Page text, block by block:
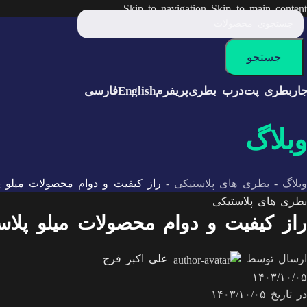
Skip to navigationSkip to main content
جستجو
بطری پتدرب بطریپریفرمEnglishفارسی
وبلاگ
وبلاگ - بطری های پلاستیکی - راز کیفیت و دوام محصولات
بطری های پلاستیکی
راز کیفیت و دوام محصولات میلو
ارسال توسط
علی اکبر فرج
۱۴۰۳/۱۰/۰۵
در تاریخ ۱۴۰۳/۱۰/۰۵